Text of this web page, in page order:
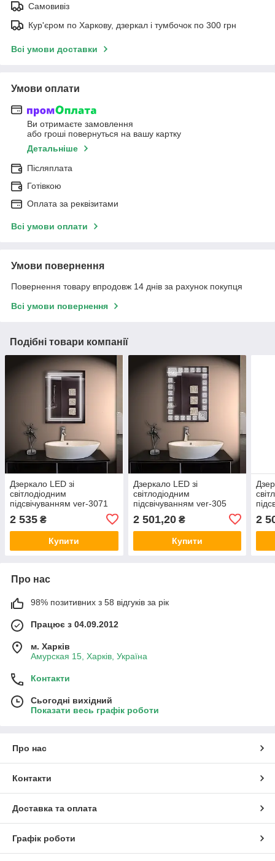
Самовивіз
Кур'єром по Харкову, дзеркал і тумбочок по 300 грн
Всі умови доставки
Умови оплати
Ви отримаєте замовлення
або гроші повернуться на вашу картку
Детальніше
Післяплата
Готівкою
Оплата за реквізитами
Всі умови оплати
Умови повернення
Повернення товару впродовж 14 днів за рахунок покупця
Всі умови повернення
Подібні товари компанії
Дзеркало LED зі
світлодіодним
підсвічуванням ver-3071
підсвіткою
2 535 ₴
Купити
Дзеркало LED зі
світлодіодним
підсвічуванням ver-305
підсвіткою
2 501,20₴
Купити
2
Про нас
98% позитивних з 58 відгуків за рік
Працює з 04.09.2012
м. Харків
Амурская 15, Харків, Україна
Контакти
Сьогодні вихідний
Показати весь графік роботи
Про нас
Контакти
Доставка та оплата
Графік роботи